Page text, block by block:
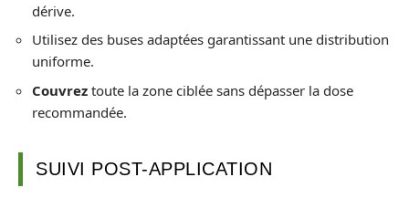
dérive.
Utilisez des buses adaptées garantissant une distribution
uniforme.
Couvrez toute la zone ciblée sans dépasser la dose
recommandée.
SUIVI POST-APPLICATION